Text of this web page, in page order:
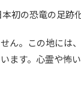
初の恐竜の足跡
ん。この地には
ます。心霊や怖